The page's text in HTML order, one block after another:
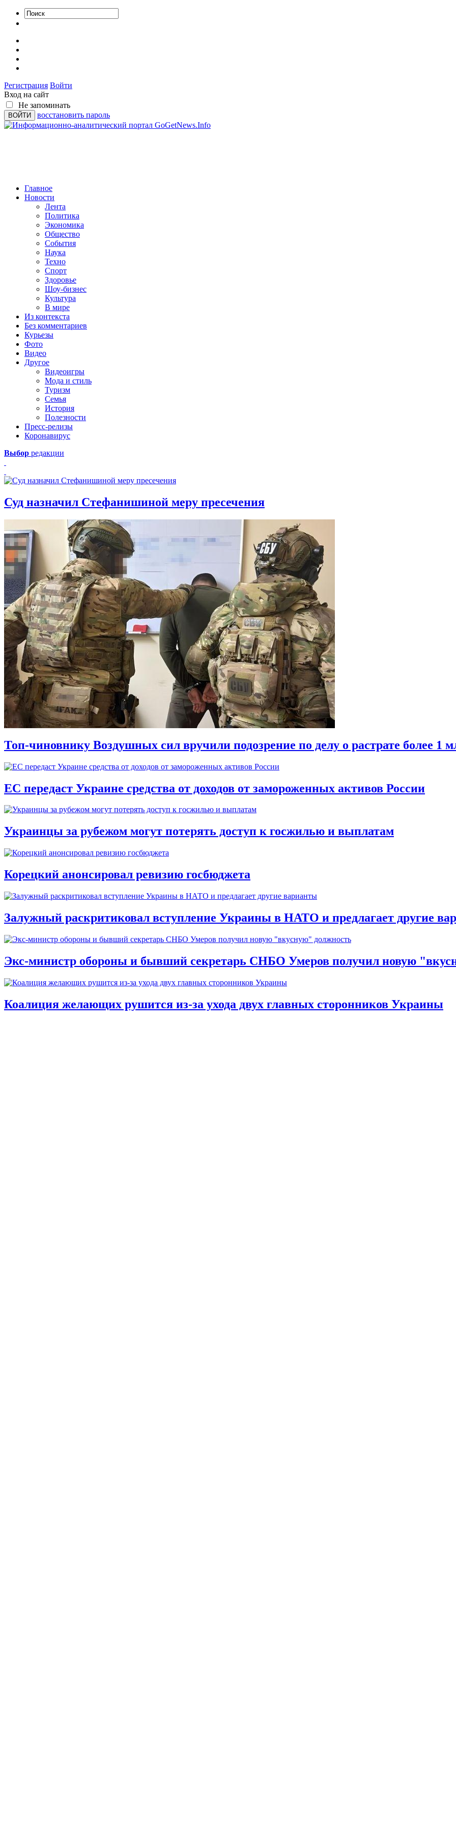
Регистрация Войти
Вход на сайт
Не запоминать
восстановить пароль
Главное
Новости
Лента
Политика
Экономика
Общество
События
Наука
Техно
Спорт
Здоровье
Шоу-бизнес
Культура
В мире
Из контекста
Без комментариев
Курьезы
Фото
Видео
Другое
Видеоигры
Мода и стиль
Туризм
Семья
История
Полезности
Пресс-релизы
Коронавирус
Выбор редакции
Суд назначил Стефанишиной меру пресечения
Топ-чиновнику Воздушных сил вручили подозрение по делу о растрате более 1
ЕС передаст Украине средства от доходов от замороженных активов России
Украинцы за рубежом могут потерять доступ к госжилью и выплатам
Корецкий анонсировал ревизию госбюджета
Залужный раскритиковал вступление Украины в НАТО и предлагает другие
Экс-министр обороны и бывший секретарь СНБО Умеров получил новую
Коалиция желающих рушится из-за ухода двух главных сторонников Украины